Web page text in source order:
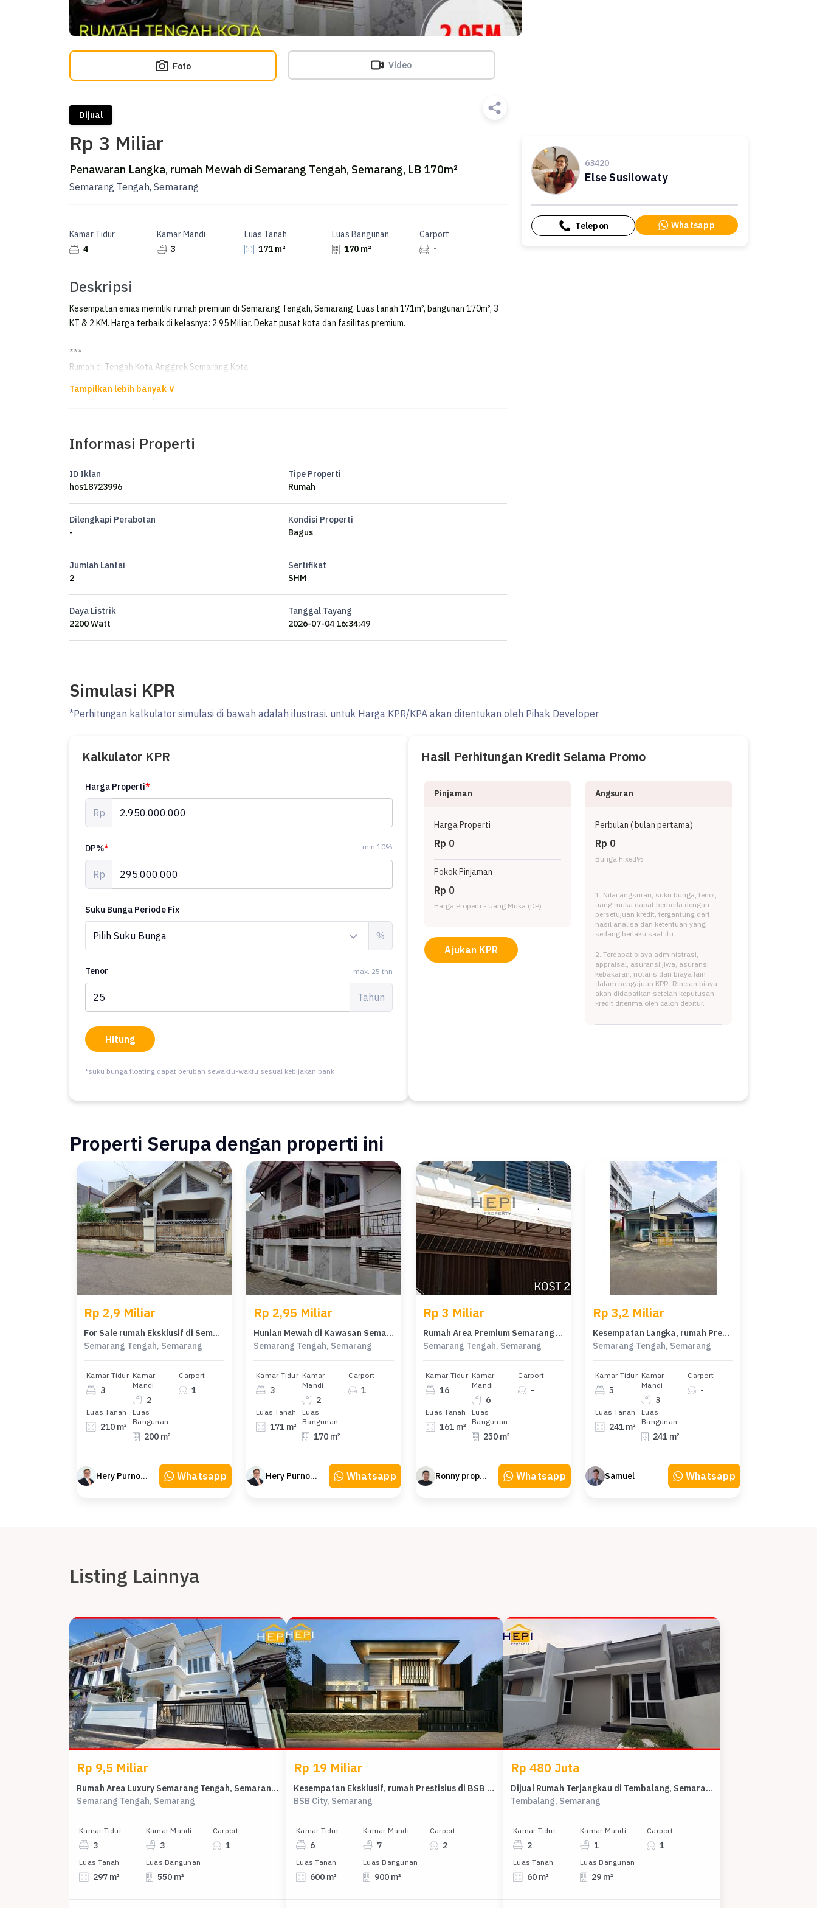
Foto Video
Dijual
Rp 3 Miliar
Penawaran Langka, rumah Mewah di Semarang Tengah, Semarang, LB 170m²
Semarang Tengah, Semarang
Kamar Tidur
4
Kamar Mandi
3
Luas Tanah
171 m²
Luas Bangunan
170 m²
Carport
-
Deskripsi
Kesempatan emas memiliki rumah premium di Semarang Tengah, Semarang. Luas tanah 171m², bangunan 170m², 3
KT & 2 KM. Harga terbaik di kelasnya: 2,95 Miliar. Dekat pusat kota dan fasilitas premium.
***
Rumah di Tengah Kota Anggrek Semarang Kota
Dijual Rumah di Tengah Kota
Luas Tanah 171m²
Kamar Tidur 3+1
Kamar Mandi 2+1
Informasi Properti
ID Iklan
hos18723996
Tipe Properti
Rumah
Dilengkapi Perabotan
-
Kondisi Properti
Bagus
Jumlah Lantai
2
Sertifikat
SHM
Daya Listrik
2200 Watt
Tanggal Tayang
2026-07-04 16:34:49
63420
Else Susilowaty
Telepon Whatsapp
Simulasi KPR
*Perhitungan kalkulator simulasi di bawah adalah ilustrasi. untuk Harga KPR/KPA akan ditentukan oleh Pihak Developer
Kalkulator KPR
Harga Properti*
Rp
DP%* min 10%
Rp
Suku Bunga Periode Fix
%
Tenor max. 25 thn
Tahun
Hitung
*suku bunga floating dapat berubah sewaktu-waktu sesuai kebijakan bank
Hasil Perhitungan Kredit Selama Promo
Pinjaman
Harga Properti
Rp 0
Pokok Pinjaman
Rp 0
Harga Properti - Uang Muka (DP)
Ajukan KPR
Angsuran
Perbulan (bulan pertama)
Rp 0
Bunga Fixed%
1. Nilai angsuran, suku bunga, tenor,
uang muka dapat berbeda dengan
persetujuan kredit, tergantung dari
hasil analisa dan ketentuan yang
sedang berlaku saat itu.
2. Terdapat biaya administrasi,
appraisal, asuransi jiwa, asuransi
kebakaran, notaris dan biaya lain
dalam pengajuan KPR. Rincian biaya
akan didapatkan setelah keputusan
kredit diterima oleh calon debitur.
Properti Serupa dengan properti ini
Rp 2,9 Miliar
For Sale rumah Eksklusif di Semarang Tengah, Semarang - LT 210m²
Semarang Tengah, Semarang
Kamar Tidur
3
Kamar
Mandi
2
Carport
1
Luas Tanah
210 m²
Luas
Bangunan
200 m²
Hery Purnomo Whatsapp
Rp 2,95 Miliar
Hunian Mewah di Kawasan Semarang Tengah, Semarang, LB 170m², Harga 2,95 Miliar
Semarang Tengah, Semarang
Kamar Tidur
3
Kamar
Mandi
2
Carport
1
Luas Tanah
171 m²
Luas
Bangunan
170 m²
Hery Purnomo Whatsapp
Rp 3 Miliar
Rumah Area Premium Semarang Tengah, Semarang - Harga Menarik 3 Miliar
Semarang Tengah, Semarang
Kamar Tidur
16
Kamar
Mandi
6
Carport
-
Luas Tanah
161 m²
Luas
Bangunan
250 m²
Ronny property Whatsapp
Rp 3,2 Miliar
Kesempatan Langka, rumah Prestisius di Semarang Tengah, Semarang, LB 241m²
Semarang Tengah, Semarang
Kamar Tidur
5
Kamar
Mandi
3
Carport
-
Luas Tanah
241 m²
Luas
Bangunan
241 m²
Samuel Whatsapp
Listing Lainnya
Rp 9,5 Miliar
Rumah Area Luxury Semarang Tengah, Semarang - Harga Menarik 9,5 Miliar
Semarang Tengah, Semarang
Kamar Tidur
3
Kamar Mandi
3
Carport
1
Luas Tanah
297 m²
Luas Bangunan
550 m²
Rp 19 Miliar
Kesempatan Eksklusif, rumah Prestisius di BSB City, Semarang, LB 900m²
BSB City, Semarang
Kamar Tidur
6
Kamar Mandi
7
Carport
2
Luas Tanah
600 m²
Luas Bangunan
900 m²
Rp 480 Juta
Dijual Rumah Terjangkau di Tembalang, Semarang - Harga 480 Juta
Tembalang, Semarang
Kamar Tidur
2
Kamar Mandi
1
Carport
1
Luas Tanah
60 m²
Luas Bangunan
29 m²